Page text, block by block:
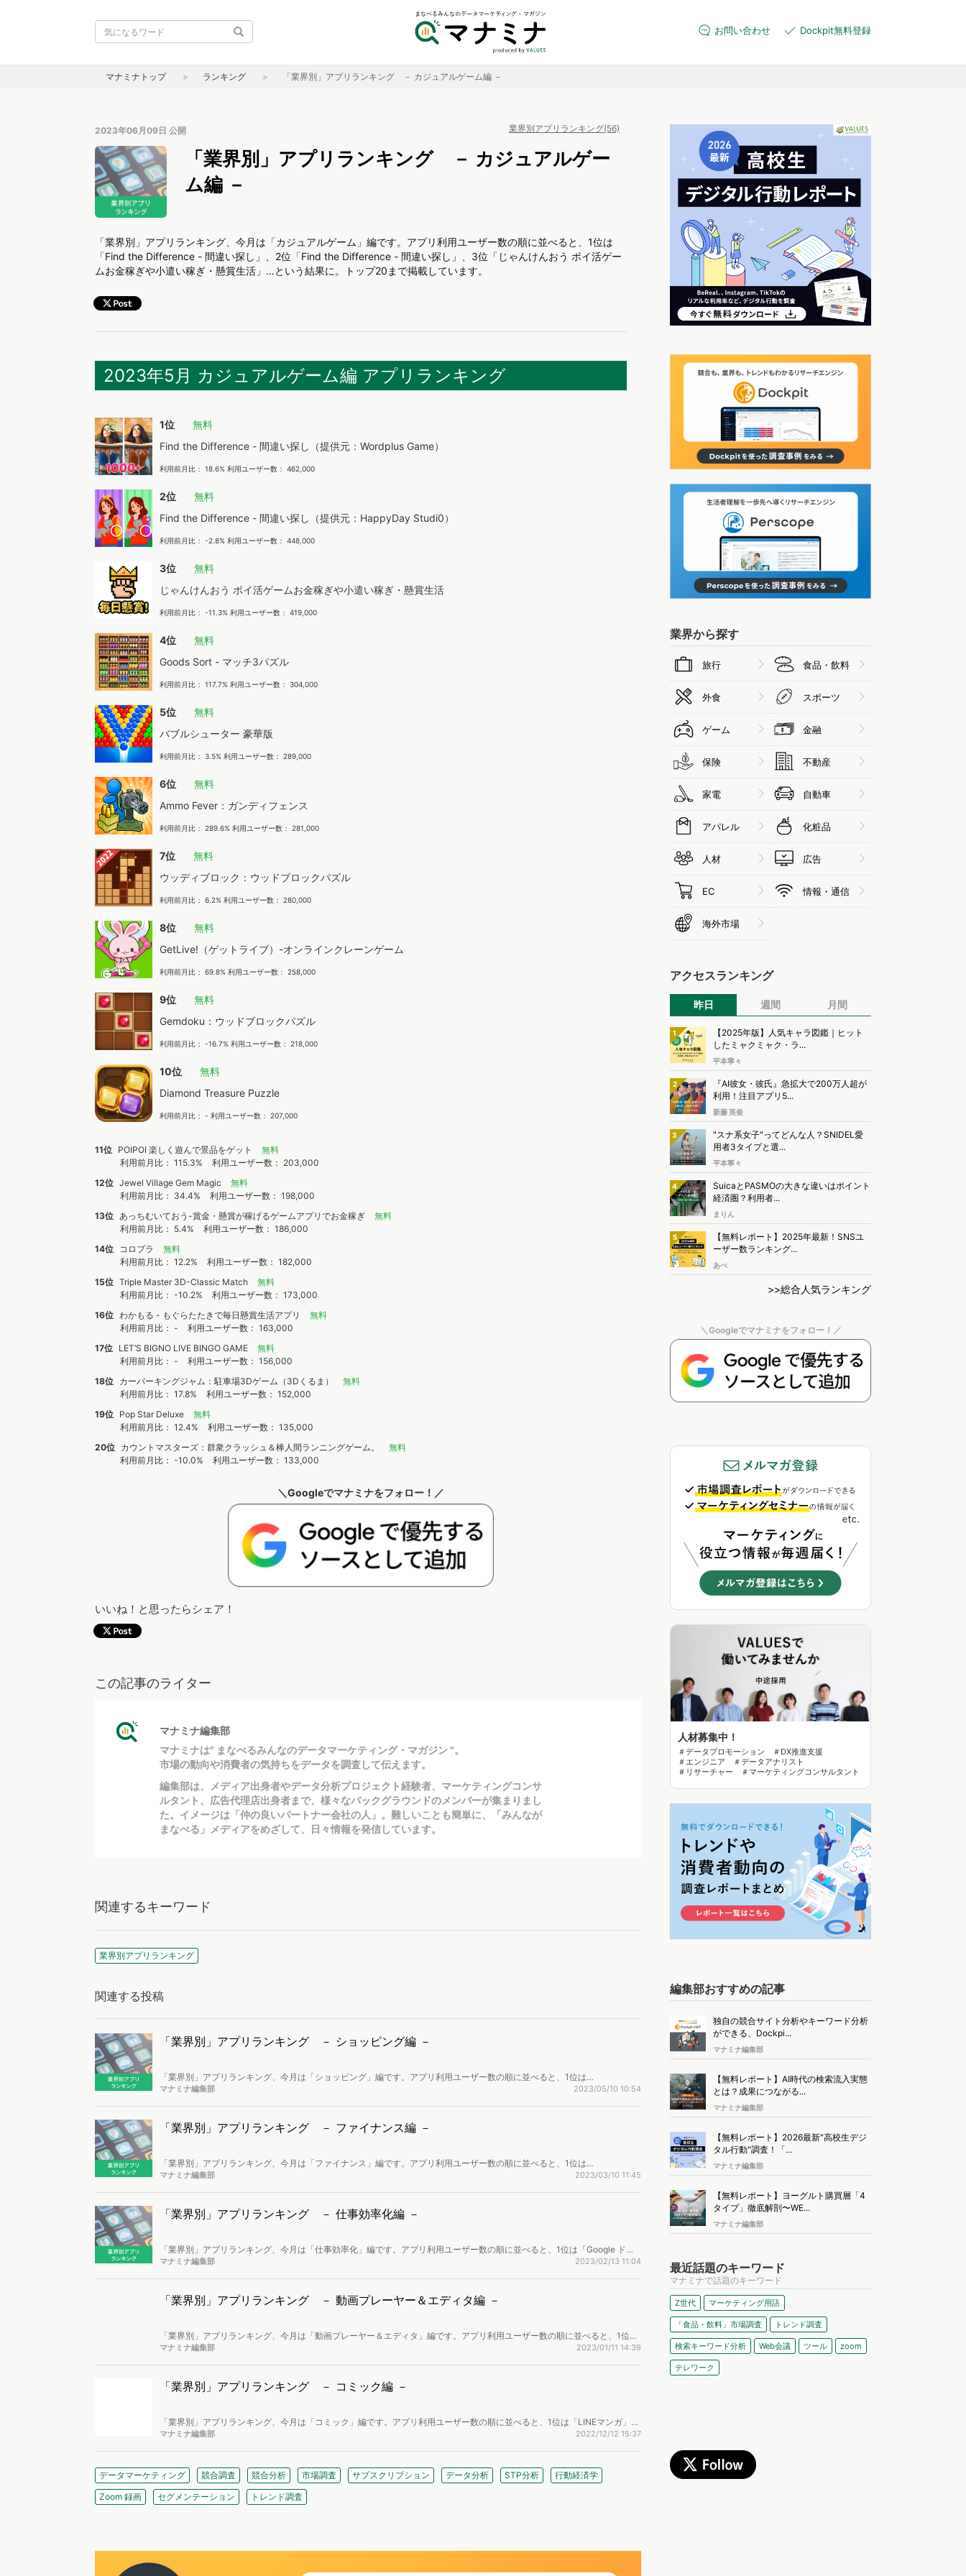
お問い合わせ Dockpit無料登録
マナミナトップ ランキング 「業界別」アプリランキング － カジュアルゲーム編 －
2023年06月09日 公開 業界別アプリランキング(56)
「業界別」アプリランキング － カジュアルゲー
ム編 －
「業界別」アプリランキング、今月は「カジュアルゲーム」編です。アプリ利用ユーザー数の順に並べると、1位は
「Find the Difference - 間違い探し」、2位「Find the Difference - 間違い探し」、3位「じゃんけんおう ポイ活ゲー
ムお金稼ぎや小遣い稼ぎ・懸賞生活」…という結果に。トップ20まで掲載しています。
2023年5月 カジュアルゲーム編 アプリランキング
1位
無料
Find the Difference - 間違い探し（提供元：Wordplus Game）
利用前月比： 18.6% 利用ユーザー数： 462,000
2位
無料
Find the Difference - 間違い探し（提供元：HappyDay Studi0）
利用前月比： -2.8% 利用ユーザー数： 448,000
3位
無料
じゃんけんおう ポイ活ゲームお金稼ぎや小遣い稼ぎ・懸賞生活
利用前月比： -11.3% 利用ユーザー数： 419,000
4位
無料
Goods Sort - マッチ3パズル
利用前月比： 117.7% 利用ユーザー数： 304,000
5位
無料
バブルシューター 豪華版
利用前月比： 3.5% 利用ユーザー数： 289,000
6位
無料
Ammo Fever：ガンディフェンス
利用前月比： 289.6% 利用ユーザー数： 281,000
7位
無料
ウッディブロック：ウッドブロックパズル
利用前月比： 6.2% 利用ユーザー数： 280,000
8位
無料
GetLive!（ゲットライブ）-オンラインクレーンゲーム
利用前月比： 69.8% 利用ユーザー数： 258,000
9位
無料
Gemdoku：ウッドブロックパズル
利用前月比： -16.7% 利用ユーザー数： 218,000
10位
無料
Diamond Treasure Puzzle
利用前月比： - 利用ユーザー数： 207,000
11位 POIPOI 楽しく遊んで景品をゲット
無料
利用前月比： 115.3%
利用ユーザー数： 203,000
12位 Jewel Village Gem Magic
無料
利用前月比： 34.4%
利用ユーザー数： 198,000
13位 あっちむいておう-賞金・懸賞が稼げるゲームアプリでお金稼ぎ
無料
利用前月比： 5.4%
利用ユーザー数： 186,000
14位 コロプラ
無料
利用前月比： 12.2%
利用ユーザー数： 182,000
15位 Triple Master 3D-Classic Match
無料
利用前月比： -10.2%
利用ユーザー数： 173,000
16位 わかもる - もぐらたたきで毎日懸賞生活アプリ
無料
利用前月比： -
利用ユーザー数： 163,000
17位 LET‘S BIGNO LIVE BINGO GAME
無料
利用前月比： -
利用ユーザー数： 156,000
18位 カーパーキングジャム：駐車場3Dゲーム（3Dくるま）
無料
利用前月比： 17.8%
利用ユーザー数： 152,000
19位 Pop Star Deluxe
無料
利用前月比： 12.4%
利用ユーザー数： 135,000
20位 カウントマスターズ：群衆クラッシュ＆棒人間ランニングゲーム。
無料
利用前月比： -10.0%
利用ユーザー数： 133,000
＼Googleでマナミナをフォロー！／
いいね！と思ったらシェア！
この記事のライター
マナミナ編集部
マナミナは" まなべるみんなのデータマーケティング・マガジン "。
市場の動向や消費者の気持ちをデータを調査して伝えます。
編集部は、メディア出身者やデータ分析プロジェクト経験者、マーケティングコンサ
ルタント、広告代理店出身者まで、様々なバックグラウンドのメンバーが集まりまし
た。イメージは「仲の良いパートナー会社の人」。難しいことも簡単に、「みんなが
まなべる」メディアをめざして、日々情報を発信しています。
関連するキーワード
業界別アプリランキング
関連する投稿
「業界別」アプリランキング － ショッピング編 －
「業界別」アプリランキング、今月は「ショッピング」編です。アプリ利用ユーザー数の順に並べると、1位は
「Amazon」、2位「楽天市場」、3位「dポイントクラブ」…という結果に。トップ20まで掲載しています。
マナミナ編集部 2023/05/10 10:54
「業界別」アプリランキング － ファイナンス編 －
「業界別」アプリランキング、今月は「ファイナンス」編です。アプリ利用ユーザー数の順に並べると、1位は
「PayPay」、2位「au PAY」、3位「楽天ペイ」…という結果に。トップ20まで掲載しています。
マナミナ編集部 2023/03/10 11:45
「業界別」アプリランキング － 仕事効率化編 －
「業界別」アプリランキング、今月は「仕事効率化」編です。アプリ利用ユーザー数の順に並べると、1位は「Google ドラ
イブ」、2位「楽天ウェブ検索-楽天ポイントが貯まる、稼げるアプリ」、3位「QRコードリーダー・バーコードリーダー -
マナミナ編集部 2023/02/13 11:04
「業界別」アプリランキング － 動画プレーヤー＆エディタ編 －
「業界別」アプリランキング、今月は「動画プレーヤー＆エディタ」編です。アプリ利用ユーザー数の順に並べると、1位は
「TikTok」、2位「ABEMA」、3位「Google TV」…という結果に。トップ20まで掲載しています。
マナミナ編集部 2023/01/11 14:39
「業界別」アプリランキング － コミック編 －
「業界別」アプリランキング、今月は「コミック」編です。アプリ利用ユーザー数の順に並べると、1位は「LINEマンガ」、
2位「ピッコマ」、3位「マガポケ」…という結果に。トップ20まで掲載しています。
マナミナ編集部 2022/12/12 15:37
データマーケティング 競合調査 競合分析 市場調査 サブスクリプション データ分析 STP分析
行動経済学
Zoom 録画
セグメンテーション トレンド調査
業界から探す
旅行 食品・飲料
外食 スポーツ
ゲーム 金融
保険 不動産
家電 自動車
アパレル 化粧品
人材 広告
EC 情報・通信
海外市場
アクセスランキング
昨日 週間 月間
1
【2025年版】人気キャラ図鑑｜ヒット
したミャクミャク・ラ...
平本寧々
2
『AI彼女・彼氏』急拡大で200万人超が
利用！注目アプリ5...
新藤 英俊
3
"スナ系女子"ってどんな人？SNIDEL愛
用者3タイプと選...
平本寧々
4
SuicaとPASMOの大きな違いはポイント
経済圏？利用者...
まりん
5
【無料レポート】2025年最新！SNSユ
ーザー数ランキング...
あべ
>>総合人気ランキング
＼Googleでマナミナをフォロー！／
人材募集中！
＃データプロモーション ＃DX推進支援
＃エンジニア ＃データアナリスト
＃リサーチャー ＃マーケティングコンサルタント
編集部おすすめの記事
独自の競合サイト分析やキーワード分析
ができる、Dockpi...
マナミナ編集部
【無料レポート】AI時代の検索流入実態
とは？成果につながる...
マナミナ編集部
【無料レポート】2026最新"高校生デジ
タル行動"調査！「...
マナミナ編集部
【無料レポート】ヨーグルト購買層「4
タイプ」徹底解剖〜WE...
マナミナ編集部
最近話題のキーワード
マナミナで話題のキーワード
Z世代 マーケティング用語
「食品・飲料」市場調査 トレンド調査
検索キーワード分析 Web会議 ツール zoom
テレワーク